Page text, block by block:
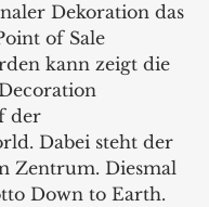
Dekoration das
of Sale
kann zeigt die
der
Dabei steht der
Zentrum. Diesmal
Down to Earth.